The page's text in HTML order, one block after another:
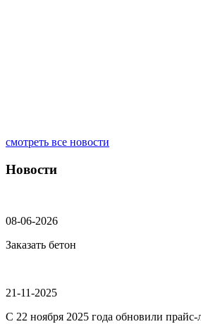
смотреть все новости
Новости
08-06-2026
Заказать бетон
21-11-2025
С 22 ноября 2025 года обновили прайс-